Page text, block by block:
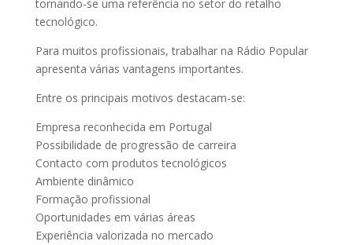
tornando-se uma referência no setor do retalho
tecnológico.
Para muitos profissionais, trabalhar na Rádio Popular
apresenta várias vantagens importantes.
Entre os principais motivos destacam-se:
Empresa reconhecida em Portugal
Possibilidade de progressão de carreira
Contacto com produtos tecnológicos
Ambiente dinâmico
Formação profissional
Oportunidades em várias áreas
Experiência valorizada no mercado